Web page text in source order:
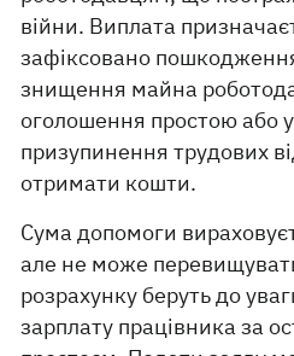
війни. Виплата
зафіксовано
знищення майна
оголошення простою або
призупинення трудових
отримати кошти.
Сума допомоги
але не може
розрахунку беруть до
зарплату працівника за